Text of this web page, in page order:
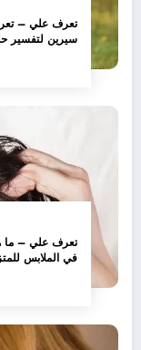
تعرف علي –
سيرين لتفسير
تعرف علي – ما
في الملابس